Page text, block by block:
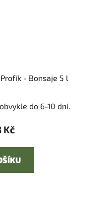
- Bonsaje 5 l
do 6-10 dní.
Kč